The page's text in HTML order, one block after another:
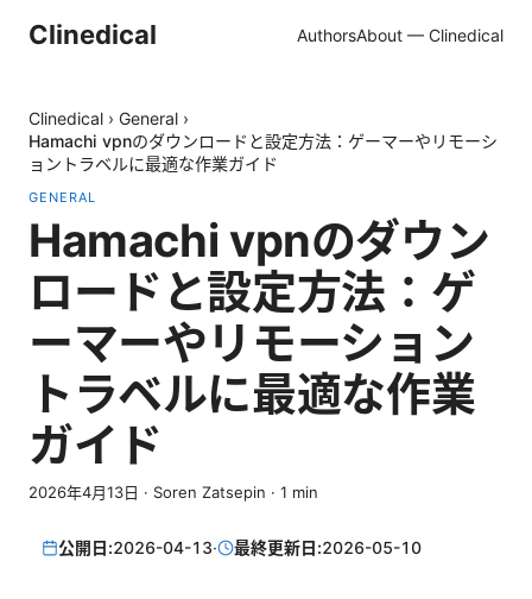
Clinedical AuthorsAbout — Clinedical
Clinedical › General ›
Hamachi vpnのダウンロードと設定方法：ゲーマーやリモーシ
ョントラベルに最適な作業ガイド
GENERAL
Hamachi vpnのダウン
ロードと設定方法：ゲ
ーマーやリモーション
トラベルに最適な作業
ガイド
2026年4月13日 · Soren Zatsepin · 1 min
公開日:2026-04-13· 最終更新日:2026-05-10